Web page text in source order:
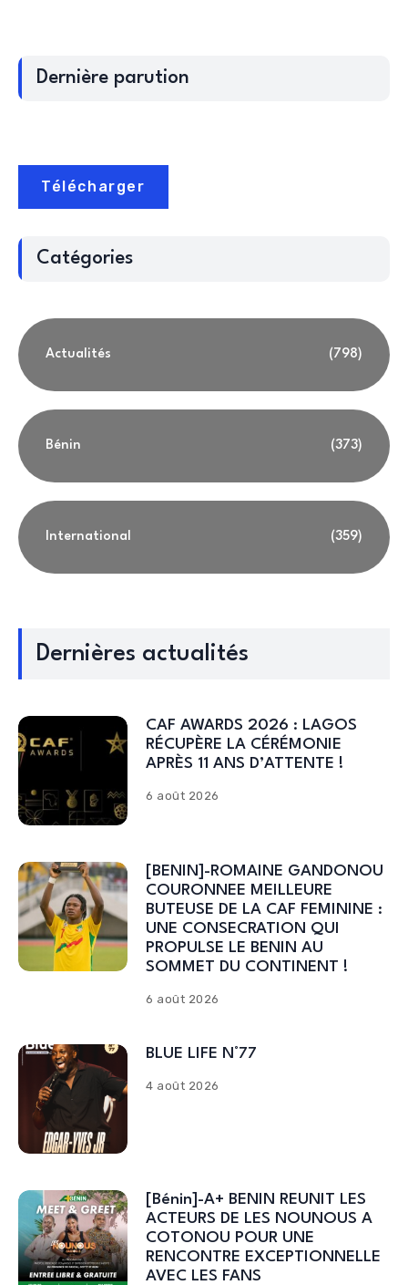
Dernière parution
Télécharger
Catégories
Actualités (798)
Bénin (373)
International (359)
Dernières actualités
CAF AWARDS 2026 : LAGOS
RÉCUPÈRE LA CÉRÉMONIE
APRÈS 11 ANS D’ATTENTE !
6 août 2026
[BENIN]-ROMAINE GANDONOU
COURONNEE MEILLEURE
BUTEUSE DE LA CAF FEMININE :
UNE CONSECRATION QUI
PROPULSE LE BENIN AU
SOMMET DU CONTINENT !
6 août 2026
BLUE LIFE N°77
4 août 2026
[Bénin]-A+ BENIN REUNIT LES
ACTEURS DE LES NOUNOUS A
COTONOU POUR UNE
RENCONTRE EXCEPTIONNELLE
AVEC LES FANS